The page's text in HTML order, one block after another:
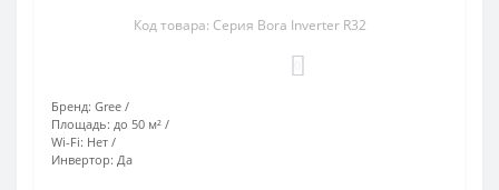
Код товара: Серия Bora Inverter R32
Бренд: Gree
Площадь: до 50 м²
Wi-Fi: Нет
Инвертор: Да